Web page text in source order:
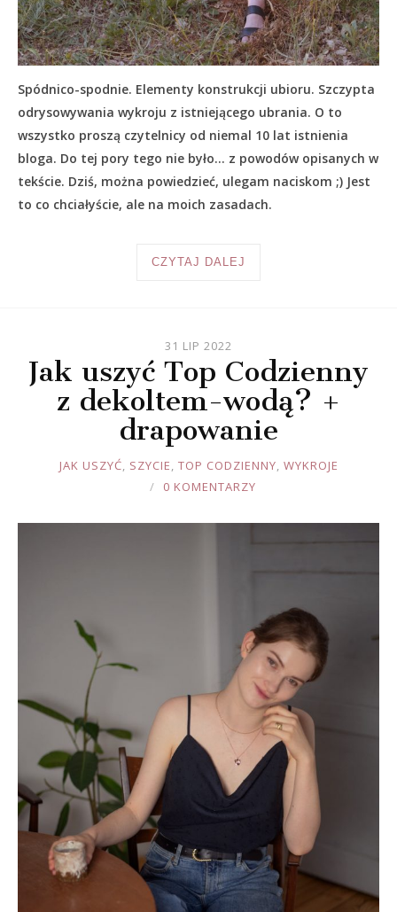
Spódnico-spodnie. Elementy konstrukcji ubioru. Szczypta
odrysowywania wykroju z istniejącego ubrania. O to
wszystko proszą czytelnicy od niemal 10 lat istnienia
bloga. Do tej pory tego nie było… z powodów opisanych w
tekście. Dziś, można powiedzieć, ulegam naciskom ;) Jest
to co chciałyście, ale na moich zasadach.
CZYTAJ DALEJ
31 LIP 2022
Jak uszyć Top Codzienny
z dekoltem-wodą? +
drapowanie
JOULE
JAK USZYĆ, SZYCIE, TOP CODZIENNY, WYKROJE
0 KOMENTARZY